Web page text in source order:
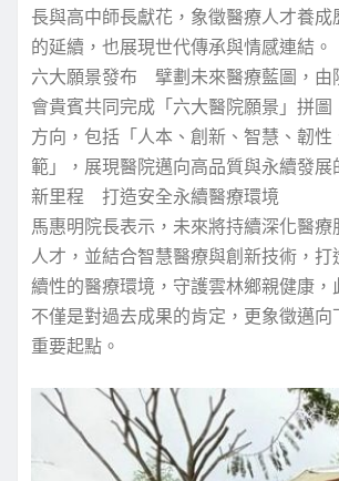
長與高中師長獻花，象徵醫療人才養
的延續，也展現世代傳承與情感連結。
六大願景發布 擘劃未來醫療藍圖，由
會貴賓共同完成「六大醫院願景」拼
方向，包括「人本、創新、智慧、韌性
範」，展現醫院邁向高品質與永續發展
新里程 打造安全永續醫療環境
馬惠明院長表示，未來將持續深化醫
人才，並結合智慧醫療與創新技術，打
續性的醫療環境，守護雲林鄉親健康
不僅是對過去成果的肯定，更象徵邁向
重要起點。